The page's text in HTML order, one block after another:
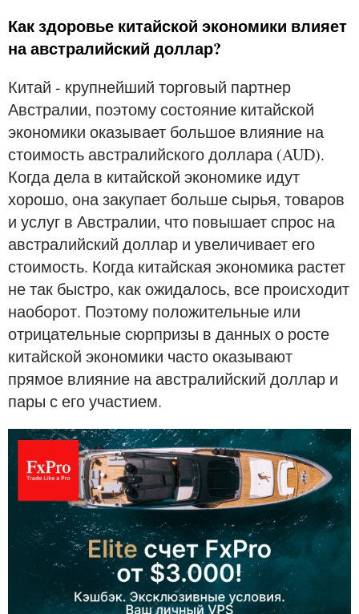
Как здоровье китайской экономики влияет
на австралийский доллар?
Китай - крупнейший торговый партнер
Австралии, поэтому состояние китайской
экономики оказывает большое влияние на
стоимость австралийского доллара (AUD).
Когда дела в китайской экономике идут
хорошо, она закупает больше сырья, товаров
и услуг в Австралии, что повышает спрос на
австралийский доллар и увеличивает его
стоимость. Когда китайская экономика растет
не так быстро, как ожидалось, все происходит
наоборот. Поэтому положительные или
отрицательные сюрпризы в данных о росте
китайской экономики часто оказывают
прямое влияние на австралийский доллар и
пары с его участием.